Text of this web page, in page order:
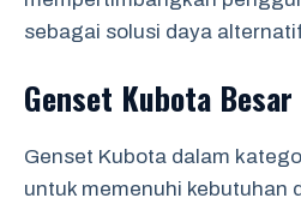
sebagai solusi daya
Genset Kubota Besar
Genset Kubota dalam
untuk memenuhi kebutuhan